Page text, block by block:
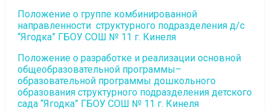
Положение о группе комбинированной
направленности структурного подразделения д/с
“Ягодка” ГБОУ СОШ № 11 г. Кинеля
Положение о разработке и реализации основной
общеобразовательной программы–
образовательной программы дошкольного
образования структурного подразделения детского
сада “Ягодка” ГБОУ СОШ № 11 г. Кинеля